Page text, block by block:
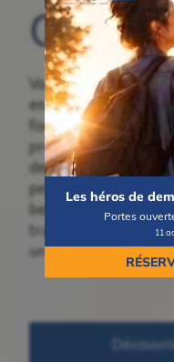
Les héros de
Portes
11
Vous songez à
entreprendre une
formation collégiale
professionnelle?
des programmes
pensés pour
besoins du marché
travail et vous
une carrière